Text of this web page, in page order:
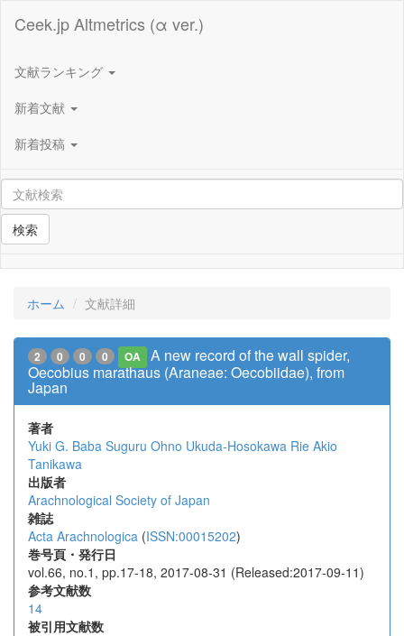
Ceek.jp Altmetrics (α ver.)
文献ランキング
新着文献
新着投稿
検索
ホーム 文献詳細
2 0 0 0 OA
A new record of the wall spider,
Oecobius marathaus (Araneae: Oecobiidae), from
Japan
著者
Yuki G. Baba Suguru Ohno Ukuda-Hosokawa Rie Akio
Tanikawa
出版者
Arachnological Society of Japan
雑誌
Acta Arachnologica (ISSN:00015202)
巻号頁・発行日
vol.66, no.1, pp.17-18, 2017-08-31 (Released:2017-09-11)
参考文献数
14
被引用文献数